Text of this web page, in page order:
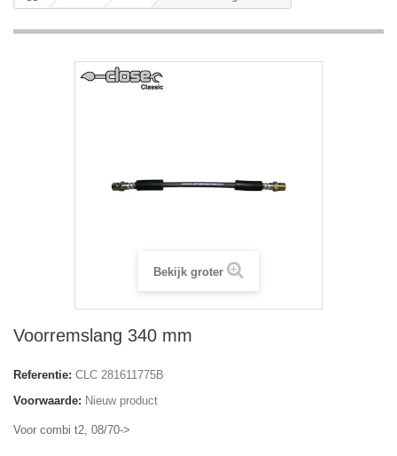
Bekijk groter
Voorremslang 340 mm
Referentie: CLC 281611775B
Voorwaarde: Nieuw product
Voor combi t2, 08/70->